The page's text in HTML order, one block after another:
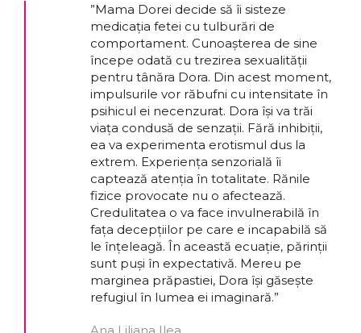
”Mama Dorei decide să îi sisteze
medicația fetei cu tulburări de
comportament. Cunoașterea de sine
începe odată cu trezirea sexualității
pentru tânăra Dora. Din acest moment,
impulsurile vor răbufni cu intensitate în
psihicul ei necenzurat. Dora își va trăi
viața condusă de senzații. Fără inhibiții,
ea va experimenta erotismul dus la
extrem. Experiența senzorială îi
captează atenția în totalitate. Rănile
fizice provocate nu o afectează.
Credulitatea o va face invulnerabilă în
fața decepțiilor pe care e incapabilă să
le înțeleagă. În această ecuație, părinții
sunt puși în expectativă. Mereu pe
marginea prăpastiei, Dora își găsește
refugiul în lumea ei imaginară.”
Ana Liliana Ilea